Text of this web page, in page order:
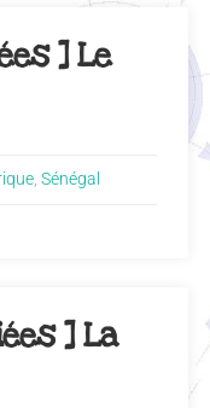
] Le
, Sénégal
] La